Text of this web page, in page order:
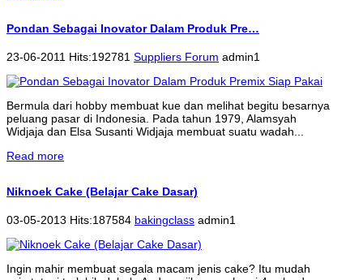
Pondan Sebagai Inovator Dalam Produk Pre…
23-06-2011 Hits:192781 Suppliers Forum admin1
Bermula dari hobby membuat kue dan melihat begitu besarnya
peluang pasar di Indonesia. Pada tahun 1979, Alamsyah
Widjaja dan Elsa Susanti Widjaja membuat suatu wadah...
Read more
Niknoek Cake (Belajar Cake Dasar)
03-05-2013 Hits:187584 bakingclass admin1
Ingin mahir membuat segala macam jenis cake? Itu mudah